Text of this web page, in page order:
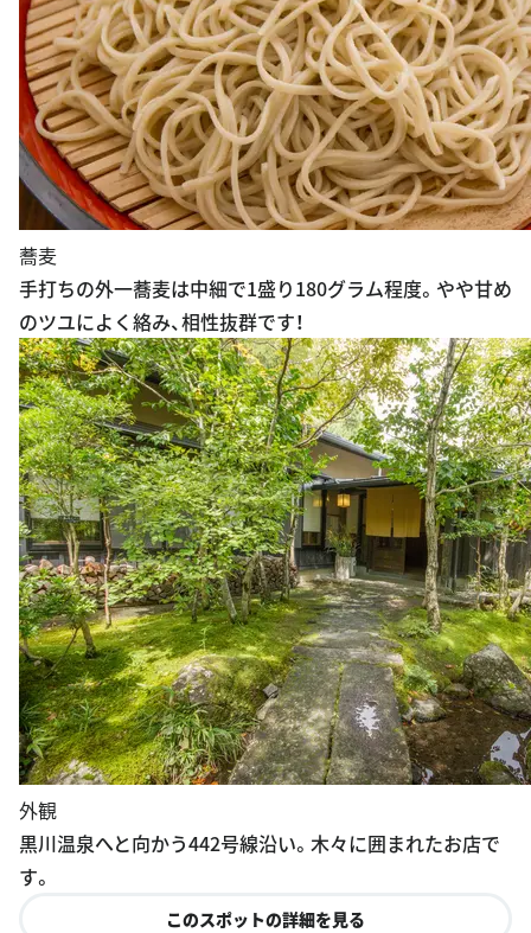
蕎麦
手打ちの外一蕎麦は中細で1盛り180グラム程度。やや甘め
のツユによく絡み、相性抜群です！
外観
黒川温泉へと向かう442号線沿い。木々に囲まれたお店で
す。
このスポットの詳細を見る